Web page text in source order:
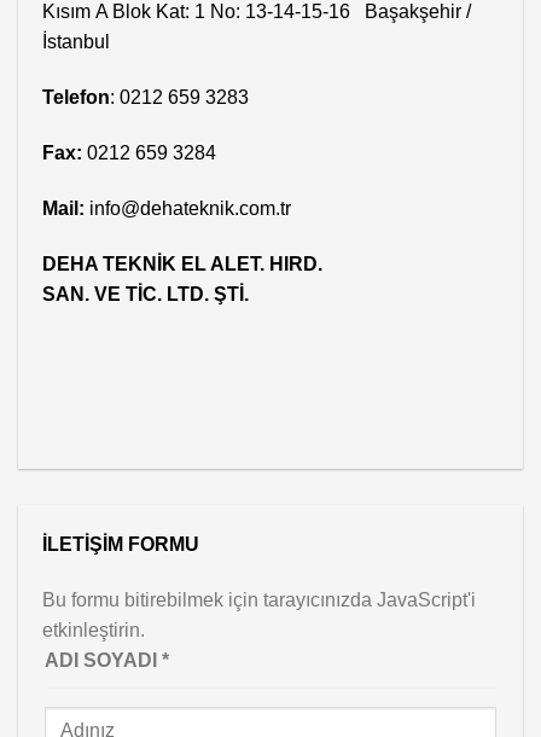
Kısım A Blok Kat: 1 No: 13-14-15-16 Başakşehir /
İstanbul
Telefon: 0212 659 3283
Fax: 0212 659 3284
Mail: info@dehateknik.com.tr
DEHA TEKNİK EL ALET. HIRD.
SAN. VE TİC. LTD. ŞTİ.
İLETİŞİM FORMU
Bu formu bitirebilmek için tarayıcınızda JavaScript'i
etkinleştirin.
Bilgilendirme
Satın
ADI SOYADI *